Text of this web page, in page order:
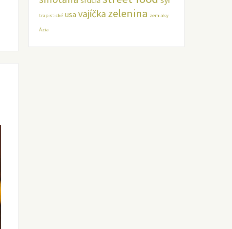
trapistické usa vajíčka zelenina zemiaky
Ázia